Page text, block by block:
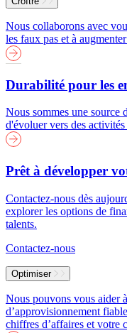
Nous collaborons avec
les faux pas et à
Durabilité pour les
Nous sommes une source
d'évoluer vers des
Prêt à développer
Contactez-nous dès
explorer les options de
talents.
Contactez-nous
Optimiser
Nous pouvons vous aider
d’approvisionnement
chiffres d’affaires et votre